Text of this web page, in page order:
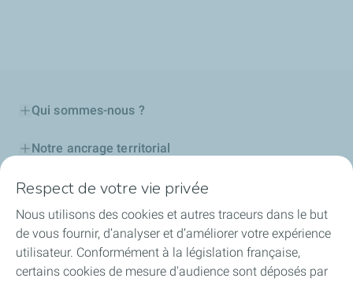
Qui sommes-nous ?
Notre ancrage territorial
Financer les entreprises
Soutenir les projets industriels
Accompagner à l'international
Respect de votre vie privée
Nous utilisons des cookies et autres traceurs dans le but
de vous fournir, d’analyser et d’améliorer votre expérience
utilisateur. Conformément à la législation française,
certains cookies de mesure d'audience sont déposés par